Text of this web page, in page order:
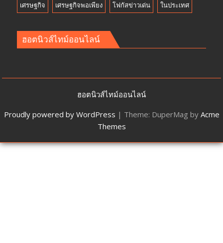
เศรษฐกิจ เศรษฐกิจพอเพียง โฟกัสข่าวเด่น ในประเทศ
ฮอตนิวส์ไทม์ออนไลน์
ฮอตนิวส์ไทม์ออนไลน์
Proudly powered by WordPress | Theme: DuperMag by Acme
Themes